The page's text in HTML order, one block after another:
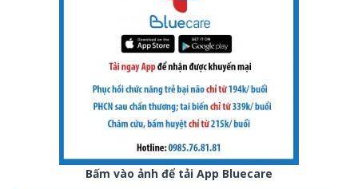
Bấm vào ảnh để tải App Bluecare